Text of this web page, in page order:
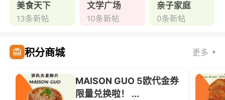
美食天下
13条新帖
文学广场
10条新帖
亲子家庭
0条新帖
积分商城 更多
MAISON GUO 5欧代金券
限量兑换啦！ ...